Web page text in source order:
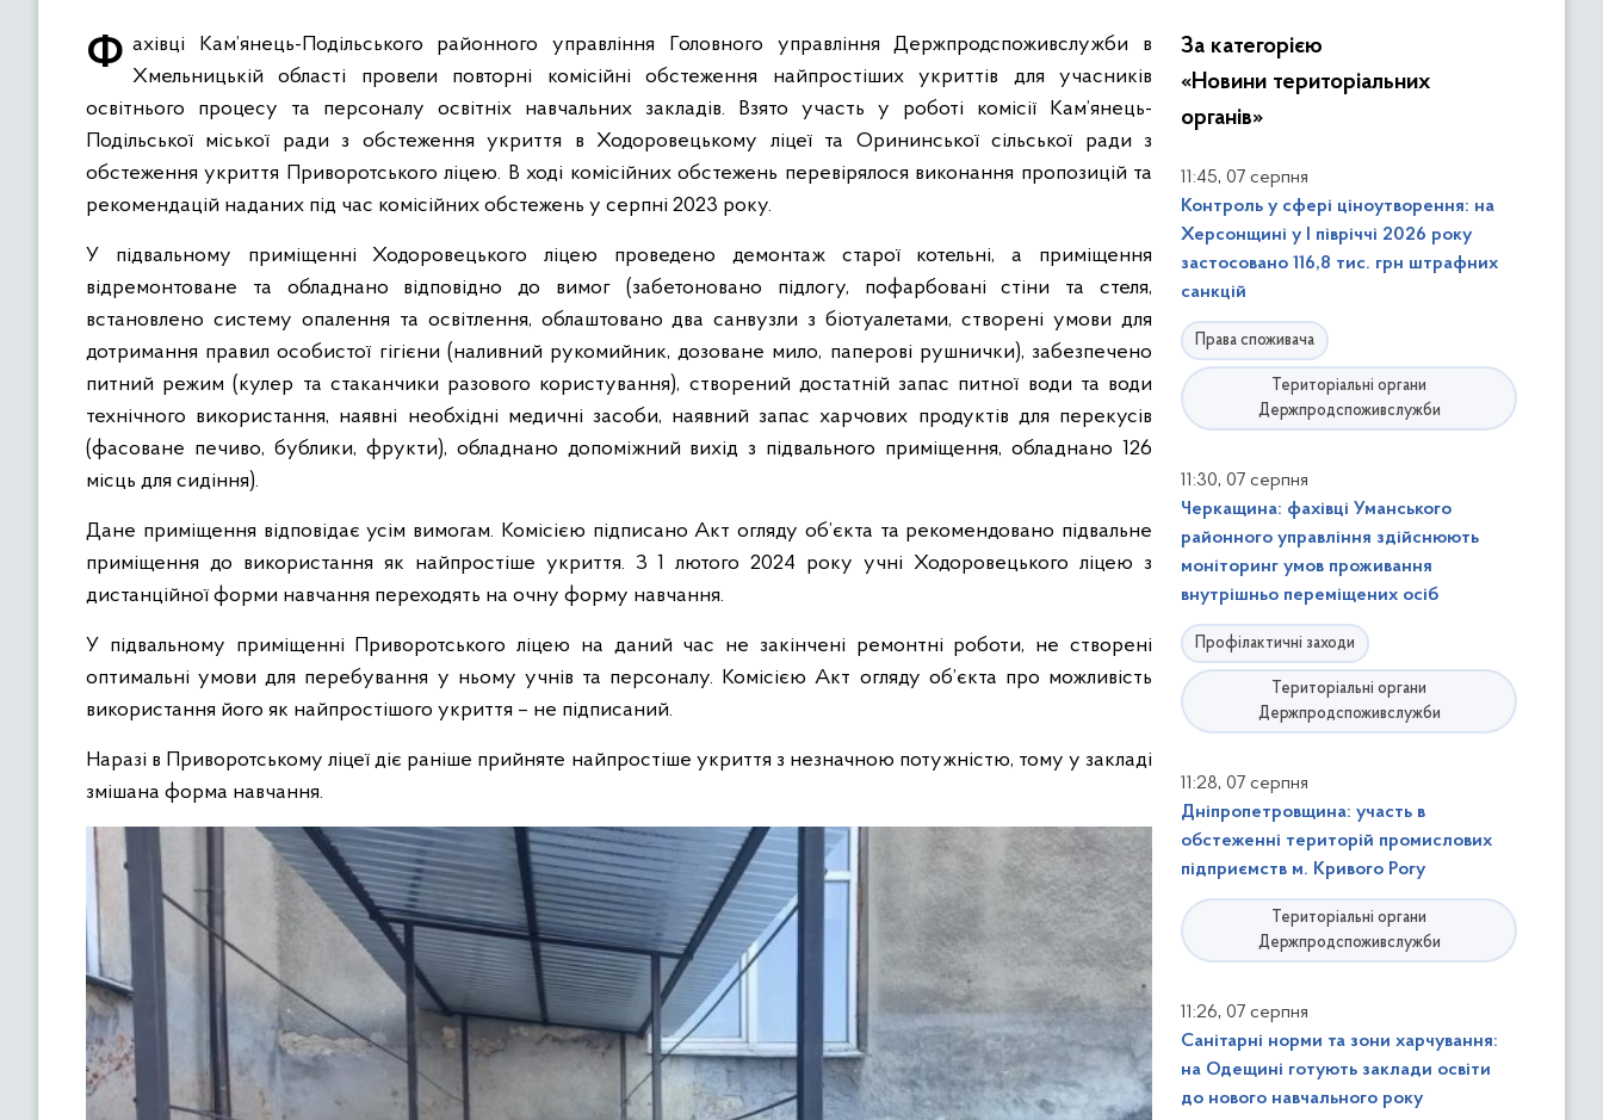
Фахівці Кам’янець-Подільського районного управління Головного управління Держпродспоживслужби в Хмельницькій області провели повторні комісійні обстеження найпростіших укриттів для учасників
освітнього процесу та персоналу освітніх навчальних закладів. Взято участь у роботі комісії Кам’янець-
Подільської міської ради з обстеження укриття в Ходоровецькому ліцеї та Орининської сільської ради з
обстеження укриття Приворотського ліцею. В ході комісійних обстежень перевірялося виконання пропозицій та
рекомендацій наданих під час комісійних обстежень у серпні 2023 року.
У підвальному приміщенні Ходоровецького ліцею проведено демонтаж старої котельні, а приміщення
відремонтоване та обладнано відповідно до вимог (забетоновано підлогу, пофарбовані стіни та стеля,
встановлено систему опалення та освітлення, облаштовано два санвузли з біотуалетами, створені умови для
дотримання правил особистої гігієни (наливний рукомийник, дозоване мило, паперові рушнички), забезпечено
питний режим (кулер та стаканчики разового користування), створений достатній запас питної води та води
технічного використання, наявні необхідні медичні засоби, наявний запас харчових продуктів для перекусів
(фасоване печиво, бублики, фрукти), обладнано допоміжний вихід з підвального приміщення, обладнано 126
місць для сидіння).
Дане приміщення відповідає усім вимогам. Комісією підписано Акт огляду об’єкта та рекомендовано підвальне
приміщення до використання як найпростіше укриття. З 1 лютого 2024 року учні Ходоровецького ліцею з
дистанційної форми навчання переходять на очну форму навчання.
У підвальному приміщенні Приворотського ліцею на даний час не закінчені ремонтні роботи, не створені
оптимальні умови для перебування у ньому учнів та персоналу. Комісією Акт огляду об’єкта про можливість
використання його як найпростішого укриття – не підписаний.
Наразі в Приворотському ліцеї діє раніше прийняте найпростіше укриття з незначною потужністю, тому у закладі
змішана форма навчання.
За категорією
«Новини територіальних
органів»
11:45, 07 серпня
Контроль у сфері ціноутворення: на
Херсонщині у І півріччі 2026 року
застосовано 116,8 тис. грн штрафних
санкцій
Права споживача
Територіальні органи
Держпродспоживслужби
11:30, 07 серпня
Черкащина: фахівці Уманського
районного управління здійснюють
моніторинг умов проживання
внутрішньо переміщених осіб
Профілактичні заходи
Територіальні органи
Держпродспоживслужби
11:28, 07 серпня
Дніпропетровщина: участь в
обстеженні територій промислових
підприємств м. Кривого Рогу
Територіальні органи
Держпродспоживслужби
11:26, 07 серпня
Санітарні норми та зони харчування:
на Одещині готують заклади освіти
до нового навчального року